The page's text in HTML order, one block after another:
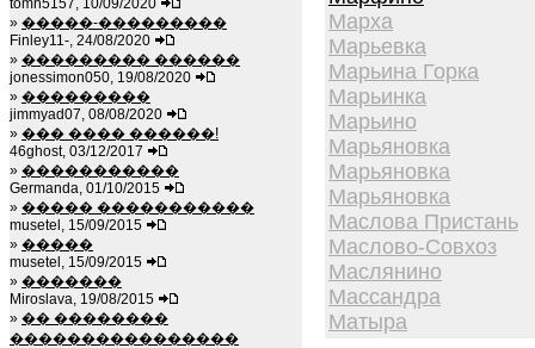
tomh5157, 10/09/2020
» �����-���������
Finley11-, 24/08/2020
» ��������� ������
jonessimon050, 19/08/2020
» ���������
jimmyad07, 08/08/2020
» ��� ���� ������!
46ghost, 03/12/2017
» �����������
Germanda, 01/10/2015
» ����� �����������
musetel, 15/09/2015
» �����
musetel, 15/09/2015
» �������
Miroslava, 19/08/2015
» �� ��������
����������������
Марха
Марьевка
Марьина Горка
Марьинка
Марьино
Марьяновка
Марьяновка
Марьяновка
Маслова Пристань
Маслово-Совхоз
Маслянино
Массандра
Матыра